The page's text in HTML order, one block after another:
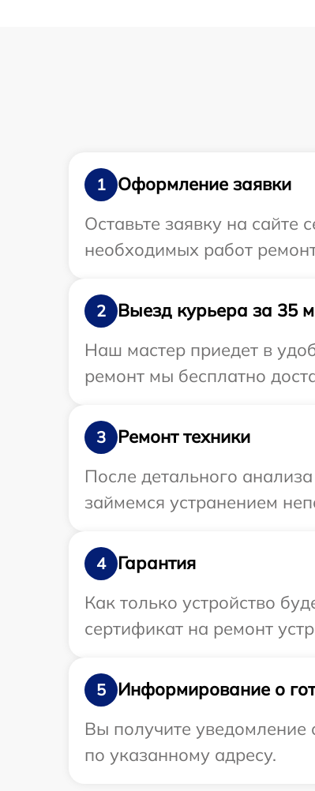
1
Оформление заявки
Оставьте заявку на
необходимых работ
2
Выезд курьера за 35
Наш мастер приедет в
ремонт мы бесплатно
3
Ремонт техники
После детального
займемся устранением
4
Гарантия
Как только устройство
сертификат на ремонт
5
Информирование о
Вы получите уведомление
по указанному адресу.